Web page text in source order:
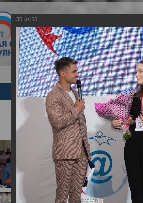
Версия для
Команда Новости
35 из 66